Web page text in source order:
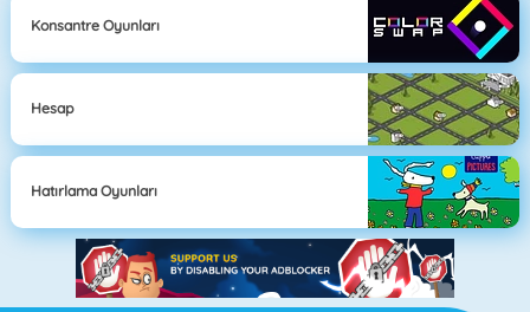
Konsantre Oyunları
Hesap
Hatırlama Oyunları